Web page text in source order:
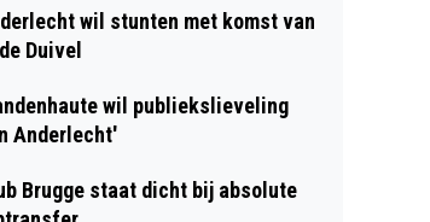
wil stunten met komst van
Duivel
wil publiekslieveling
Anderlecht'
Brugge staat dicht bij absolute